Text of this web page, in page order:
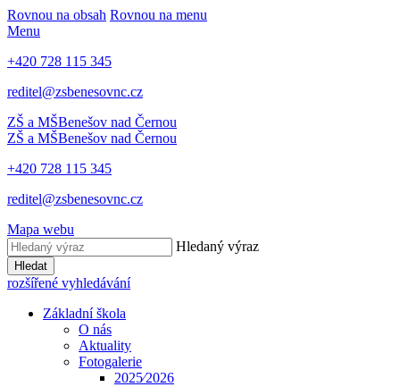
Rovnou na obsah Rovnou na menu
Menu
+420 728 115 345
reditel@zsbenesovnc.cz
ZŠ a MŠBenešov nad Černou
ZŠ a MŠBenešov nad Černou
+420 728 115 345
reditel@zsbenesovnc.cz
Mapa webu
Hledaný výraz
Hledat
rozšířené vyhledávání
Základní škola
O nás
Aktuality
Fotogalerie
2025⁄2026